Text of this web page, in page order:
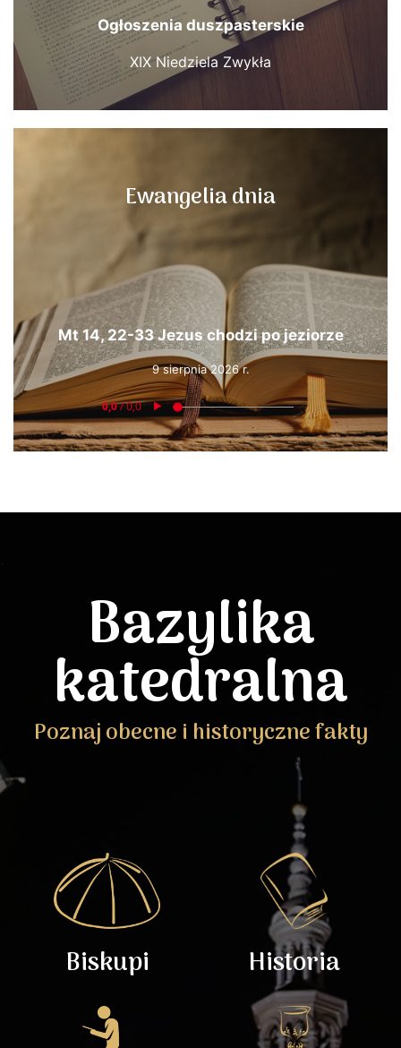
Ogłoszenia duszpasterskie
XIX Niedziela Zwykła
Ewangelia dnia
Mt 14, 22-33 Jezus chodzi po jeziorze
9 sierpnia 2026 r.
Bazylika
katedralna
Poznaj obecne i historyczne fakty
Biskupi Historia